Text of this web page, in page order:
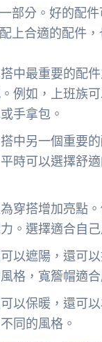
部分。好的配
上合適的配件
中最重要的配
例如，上班族
手拿包。
中另一個重要
時可以選擇舒
穿搭增加亮點
。選擇適合自
以遮陽，還可
格，寬簷帽適合
以保暖，還可
同的風格。